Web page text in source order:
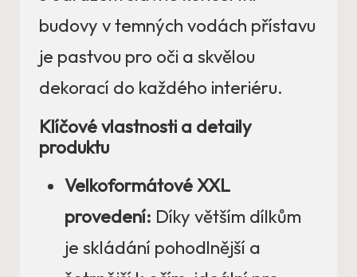
budovy v temných vodách přístavu
je pastvou pro oči a skvělou
dekorací do každého interiéru.
Klíčové vlastnosti a detaily
produktu
Velkoformátové XXL
provedení: Díky větším dílkům
je skládání pohodlnější a